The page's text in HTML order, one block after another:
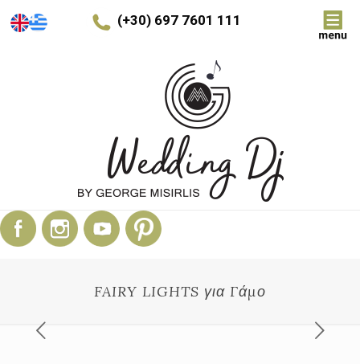
(+30) 697 7601 111
FAIRY LIGHTS για Γάμο